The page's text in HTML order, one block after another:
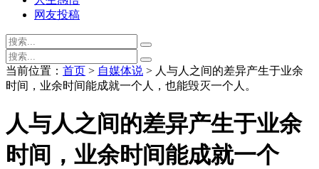
网友投稿
当前位置： 首页 > 自媒体说 > 人与人之间的差异产生于业余
时间，业余时间能成就一个人，也能毁灭一个人。
人与人之间的差异产生于业余
时间，业余时间能成就一个